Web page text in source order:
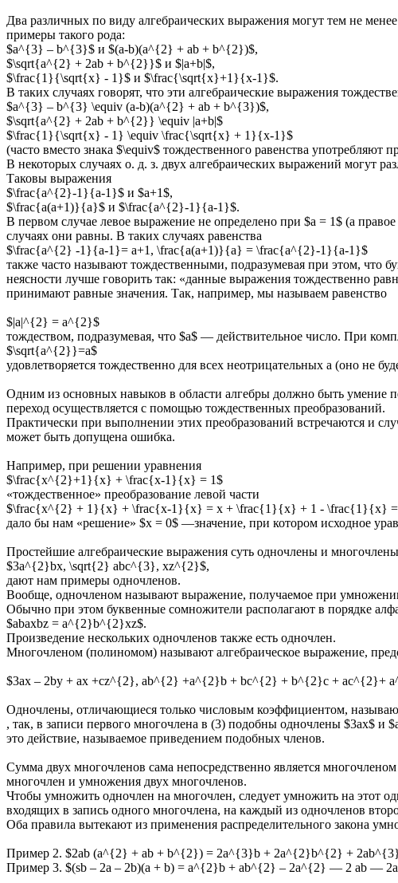
Два различных по виду алгебраических выражения могут тем не
примеры такого рода:
$a^{3} – b^{3}$ и $(a-b)(a^{2} + ab + b^{2})$,
$\sqrt{a^{2} + 2ab + b^{2}}$ и $|a+b|$,
$\frac{1}{\sqrt{x} - 1}$ и $\frac{\sqrt{x}+1}{x-1}$.
В таких случаях говорят, что эти алгебраические выражения
$a^{3} – b^{3} \equiv (a-b)(a^{2} + ab + b^{3})$,
$\sqrt{a^{2} + 2ab + b^{2}} \equiv |a+b|$
$\frac{1}{\sqrt{x} - 1} \equiv \frac{\sqrt{x} + 1}{x-1}$
(часто вместо знака $\equiv$ тождественного равенства употребляют
В некоторых случаях о. д. з. двух алгебраических выражений могут
Таковы выражения
$\frac{a^{2}-1}{a-1}$ и $a+1$,
$\frac{a(a+1)}{a}$ и $\frac{a^{2}-1}{a-1}$.
В первом случае левое выражение не определено при $a = 1$ (а
случаях они равны. В таких случаях равенства
$\frac{a^{2} -1}{a-1}= a+1, \frac{a(a+1)}{a} = \frac{a^{2}-1}{a-1}$
также часто называют тождественными, подразумевая при этом,
неясности лучше говорить так: «данные выражения тождественно
принимают равные значения. Так, например, мы называем равенство
$|a|^{2} = a^{2}$
тождеством, подразумевая, что $a$ — действительное число. При
$\sqrt{a^{2}}=a$
удовлетворяется тождественно для всех неотрицательных а (оно не
Одним из основных навыков в области алгебры должно быть умение
переход осуществляется с помощью тождественных преобразований.
Практически при выполнении этих преобразований встречаются и
может быть допущена ошибка.
Например, при решении уравнения
$\frac{x^{2}+1}{x} + \frac{x-1}{x} = 1$
«тождественное» преобразование левой части
$\frac{x^{2} + 1}{x} + \frac{x-1}{x} = x + \frac{1}{x} + 1 - \frac{1}{x} =
дало бы нам «решение» $x = 0$ —значение, при котором исходное
Простейшие алгебраические выражения суть одночлены и
$3a^{2}bx, \sqrt{2} abc^{3}, xz^{2}$,
дают нам примеры одночленов.
Вообще, одночленом называют выражение, получаемое при
Обычно при этом буквенные сомножители располагают в порядке
$abaxbz = a^{2}b^{2}xz$.
Произведение нескольких одночленов также есть одночлен.
Многочленом (полиномом) называют алгебраическое выражение,
$3ax – 2by + ax +cz^{2}, ab^{2} +a^{2}b + bc^{2} + b^{2}c + ac^{2}+
Одночлены, отличающиеся только числовым коэффициентом,
, так, в записи первого многочлена в (3) подобны одночлены $3ax$ и
это действие, называемое приведением подобных членов.
Сумма двух многочленов сама непосредственно является
многочлен и умножения двух многочленов.
Чтобы умножить одночлен на многочлен, следует умножить на этот
входящих в запись одного многочлена, на каждый из одночленов
Оба правила вытекают из применения распределительного закона
Пример 2. $2ab (a^{2} + ab + b^{2}) = 2a^{3}b + 2a^{2}b^{2} +
Пример 3. $(sb – 2a – 2b)(a + b) = a^{2}b + ab^{2} – 2a^{2} — 2 ab —